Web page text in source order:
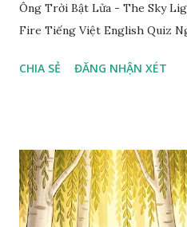
Ông Trời Bật Lửa - The Sky
Fire Tiếng Việt English Quiz
CHIA SẺ ĐĂNG NHẬN XÉT